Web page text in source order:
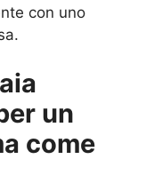
con uno
un
come